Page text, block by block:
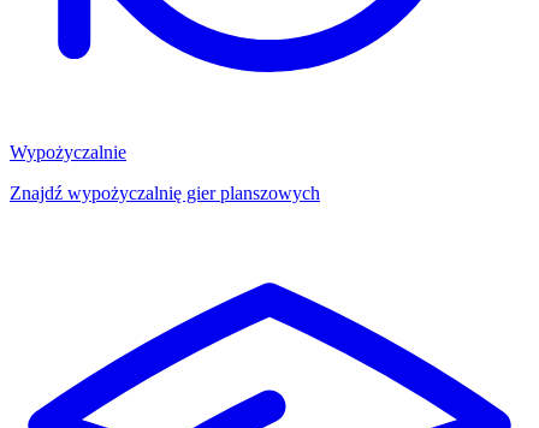
Wypożyczalnie
Znajdź wypożyczalnię gier planszowych